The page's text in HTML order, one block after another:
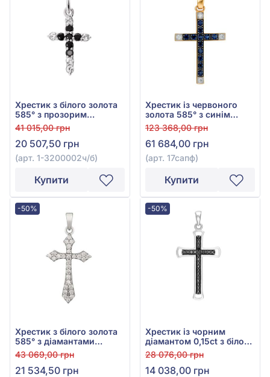
Хрестик з білого золота
585° з прозорим
діамантом 0,11ct та
чорним діамантом
0,15ct, арт. 1-3200002ч/б
41 015,00 грн
20 507,50 грн
(арт. 1-3200002ч/б)
Купити
Хрестик із червоного
золота 585° з синім
сапфіром 1,24ct та
діамантами 0,12ct, арт.
17сапф
123 368,00 грн
61 684,00 грн
(арт. 17сапф)
Купити
-50%
Хрестик з білого золота
585° з діамантами
0,23ct, арт. 3104072202
43 069,00 грн
21 534,50 грн
-50%
Хрестик із чорним
діамантом 0,15ct з білого
золота 585°, арт.
3104074202ч
28 076,00 грн
14 038,00 грн